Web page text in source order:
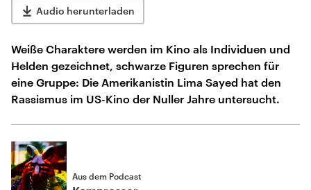
Audio herunterladen
Weiße Charaktere werden im Kino als Individuen und
Helden gezeichnet, schwarze Figuren sprechen für
eine Gruppe: Die Amerikanistin Lima Sayed hat den
Rassismus im US-Kino der Nuller Jahre untersucht.
Aus dem Podcast